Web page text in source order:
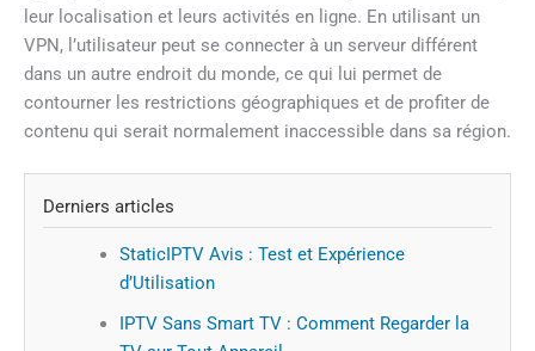
leur localisation et leurs activités en ligne. En utilisant un
VPN, l’utilisateur peut se connecter à un serveur différent
dans un autre endroit du monde, ce qui lui permet de
contourner les restrictions géographiques et de profiter de
contenu qui serait normalement inaccessible dans sa région.
Derniers articles
StaticIPTV Avis : Test et Expérience
d’Utilisation
IPTV Sans Smart TV : Comment Regarder la